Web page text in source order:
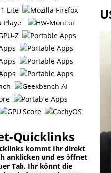
Quicklinks
kommt Ihr direkt
anklicken und es öffnet
Tab. Ihr könnt die